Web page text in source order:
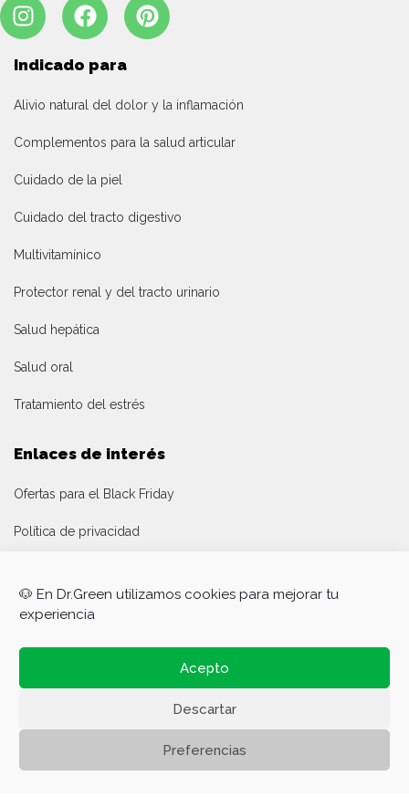
🐶 En Dr.Green utilizamos cookies para mejorar tu
experiencia
Acepto
Descartar
Preferencias
Indicado para
Alivio natural del dolor y la inflamación
Complementos para la salud articular
Cuidado de la piel
Cuidado del tracto digestivo
Multivitamínico
Protector renal y del tracto urinario
Salud hepática
Salud oral
Tratamiento del estrés
Enlaces de interés
Ofertas para el Black Friday
Política de privacidad
Aviso legal
Área de cliente